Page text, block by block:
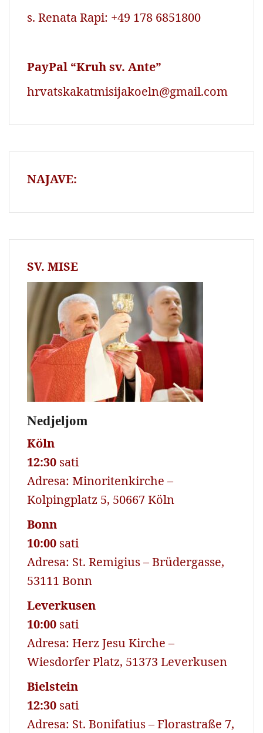
s. Renata Rapi: +49 178 6851800
PayPal “Kruh sv. Ante”
hrvatskakatmisijakoeln@gmail.com
NAJAVE:
SV. MISE
Nedjeljom
Köln
12:30 sati
Adresa: Minoritenkirche –
Kolpingplatz 5, 50667 Köln
Bonn
10:00 sati
Adresa: St. Remigius – Brüdergasse,
53111 Bonn
Leverkusen
10:00 sati
Adresa: Herz Jesu Kirche –
Wiesdorfer Platz, 51373 Leverkusen
Bielstein
12:30 sati
Adresa: St. Bonifatius – Florastraße 7,